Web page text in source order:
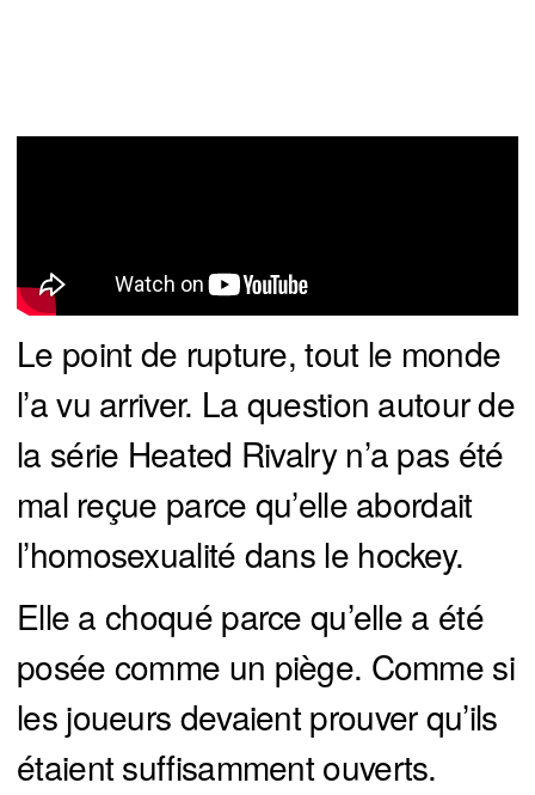
Le point de rupture, tout le monde
l’a vu arriver. La question autour de
la série Heated Rivalry n’a pas été
mal reçue parce qu’elle abordait
l’homosexualité dans le hockey.
Elle a choqué parce qu’elle a été
posée comme un piège. Comme si
les joueurs devaient prouver qu’ils
étaient suffisamment ouverts.